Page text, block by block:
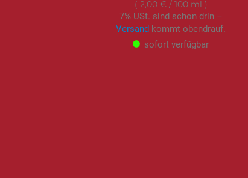
2,00 €/ 100 ml
7% USt. sind schon drin –
Versand kommt obendrauf.
sofort verfügbar